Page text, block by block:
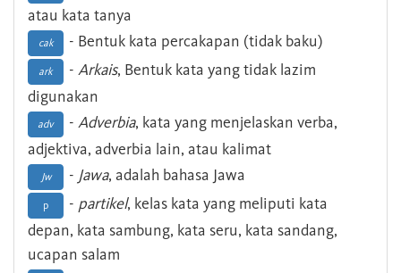
atau kata tanya
cak - Bentuk kata percakapan (tidak baku)
ark - Arkais, Bentuk kata yang tidak lazim
digunakan
adv - Adverbia, kata yang menjelaskan verba,
adjektiva, adverbia lain, atau kalimat
Jw - Jawa, adalah bahasa Jawa
p - partikel, kelas kata yang meliputi kata
depan, kata sambung, kata seru, kata sandang,
ucapan salam